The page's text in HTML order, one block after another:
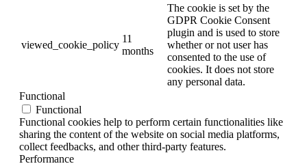
viewed_cookie_policy
11
months
The cookie is set by the
GDPR Cookie Consent
plugin and is used to store
whether or not user has
consented to the use of
cookies. It does not store
any personal data.
Functional
Functional
Functional cookies help to perform certain functionalities like
sharing the content of the website on social media platforms,
collect feedbacks, and other third-party features.
Performance